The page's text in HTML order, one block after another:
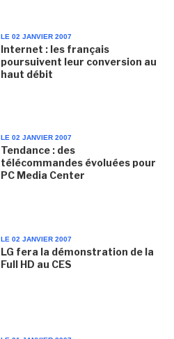
LE 02 JANVIER 2007
Internet : les français
poursuivent leur conversion au
haut débit
LE 02 JANVIER 2007
Tendance : des
télécommandes évoluées pour
PC Media Center
LE 02 JANVIER 2007
LG fera la démonstration de la
Full HD au CES